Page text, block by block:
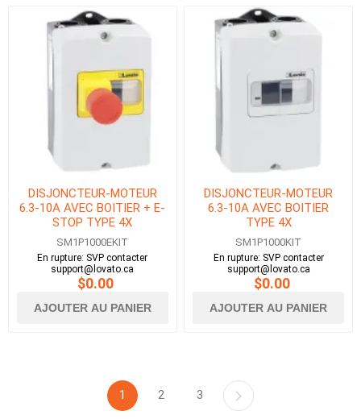
DISJONCTEUR-MOTEUR
6.3-10A AVEC BOITIER + E-
STOP TYPE 4X
SM1P1000EKIT
En rupture: SVP contacter
support@lovato.ca
$0.00
AJOUTER AU PANIER
DISJONCTEUR-MOTEUR
6.3-10A AVEC BOITIER
TYPE 4X
SM1P1000KIT
En rupture: SVP contacter
support@lovato.ca
$0.00
AJOUTER AU PANIER
1 2 3